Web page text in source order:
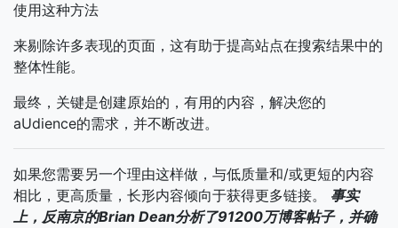
使用这种方法
来剔除许多表现的页面，这有助于提高站点在搜索结果中的
整体性能。
最终，关键是创建原始的，有用的内容，解决您的
aUdience的需求，并不断改进。
如果您需要另一个理由这样做，与低质量和/或更短的内容
相比，更高质量，长形内容倾向于获得更多链接。
事实
上，反南京的Brian Dean分析了91200万博客帖子，并确